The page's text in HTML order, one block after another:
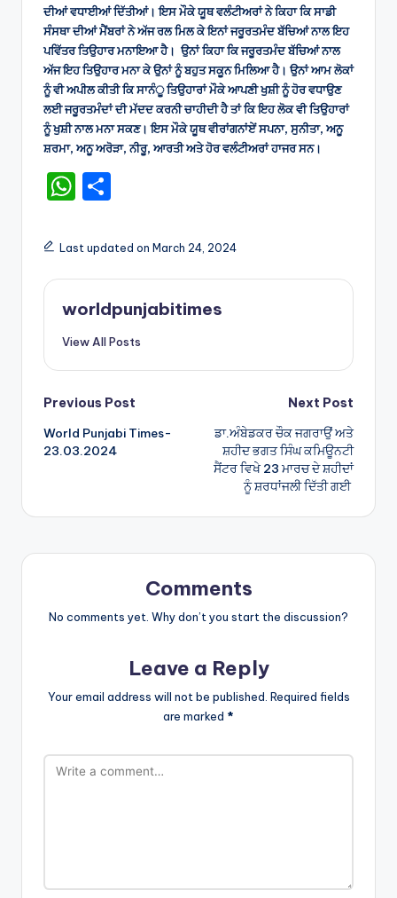
ਦੀਆਂ ਵਧਾਈਆਂ ਦਿੱਤੀਆਂ। ਇਸ ਮੌਕੇ ਯੂਥ ਵਲੰਟੀਅਰਾਂ ਨੇ ਕਿਹਾ ਕਿ ਸਾਡੀ
ਸੰਸਥਾ ਦੀਆਂ ਮੈਂਬਰਾਂ ਨੇ ਅੱਜ ਰਲ ਮਿਲ ਕੇ ਇਨਾਂ ਜਰੂਰਤਮੰਦ ਬੱਚਿਆਂ ਨਾਲ ਇਹ
ਪਵਿੱਤਰ ਤਿਉਹਾਰ ਮਨਾਇਆ ਹੈ। ਉਨਾਂ ਕਿਹਾ ਕਿ ਜਰੂਰਤਮੰਦ ਬੱਚਿਆਂ ਨਾਲ
ਅੱਜ ਇਹ ਤਿਉਹਾਰ ਮਨਾ ਕੇ ਉਨਾਂ ਨੂੰ ਬਹੁਤ ਸਕੂਨ ਮਿਲਿਆ ਹੈ। ਉਨਾਂ ਆਮ ਲੋਕਾਂ
ਨੂੰ ਵੀ ਅਪੀਲ ਕੀਤੀ ਕਿ ਸਾਨੰੂ ਤਿਉਹਾਰਾਂ ਮੌਕੇ ਆਪਣੀ ਖੁਸ਼ੀ ਨੂੰ ਹੋਰ ਵਧਾਉਣ
ਲਈ ਜਰੂਰਤਮੰਦਾਂ ਦੀ ਮੱਦਦ ਕਰਨੀ ਚਾਹੀਦੀ ਹੈ ਤਾਂ ਕਿ ਇਹ ਲੋਕ ਵੀ ਤਿਉਹਾਰਾਂ
ਨੂੰ ਖੁਸ਼ੀ ਨਾਲ ਮਨਾ ਸਕਣ। ਇਸ ਮੌਕੇ ਯੂਥ ਵੀਰਾਂਗਨਾਂਏਂ ਸਪਨਾ, ਸੁਨੀਤਾ, ਅਨੂ
ਸ਼ਰਮਾ, ਅਨੂ ਅਰੋੜਾ, ਨੀਰੂ, ਆਰਤੀ ਅਤੇ ਹੋਰ ਵਲੰਟੀਅਰਾਂ ਹਾਜਰ ਸਨ।
W
a
ts
A
p
ar
e
Last updated on March 24, 2024
worldpunjabitimes
View All Posts
Post
navigation
Previous Post
World Punjabi Times-
23.03.2024
Next Post
ਡਾ.ਅੰਬੇਡਕਰ ਚੌਕ ਜਗਰਾਉਂ ਅਤੇ
ਸ਼ਹੀਦ ਭਗਤ ਸਿੰਘ ਕਮਿਊਨਟੀ
ਸੈਂਟਰ ਵਿਖੇ 23 ਮਾਰਚ ਦੇ ਸ਼ਹੀਦਾਂ
ਨੂੰ ਸ਼ਰਧਾਂਜਲੀ ਦਿੱਤੀ ਗਈ
Comments
No comments yet. Why don’t you start the discussion?
Leave a Reply
Your email address will not be published. Required fields
are marked *